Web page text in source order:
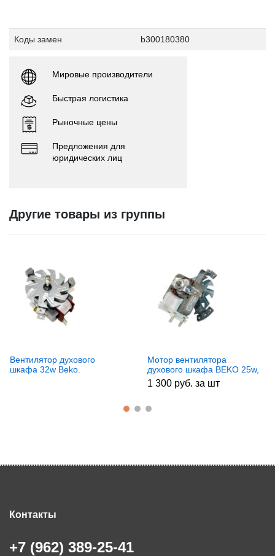
Коды замен b300180380
Мировые производители
Быстрая логистика
Рыночные цены
Предложения для
юридических лиц
Другие товары из группы
Вентилятор духового
шкафа 32w Beko.
Мотор вентилятора
духового шкафа BEKO 25w,
264900001
1 300 руб. за шт
Контакты
+7 (962) 389-25-41